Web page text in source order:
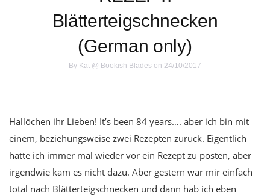
Blätterteigschnecken
(German only)
By Kat @ Bookish Blades on 24/10/2017
Hallöchen ihr Lieben! It’s been 84 years…. aber ich bin mit
einem, beziehungsweise zwei Rezepten zurück. Eigentlich
hatte ich immer mal wieder vor ein Rezept zu posten, aber
irgendwie kam es nicht dazu. Aber gestern war mir einfach
total nach Blätterteigschnecken und dann hab ich eben